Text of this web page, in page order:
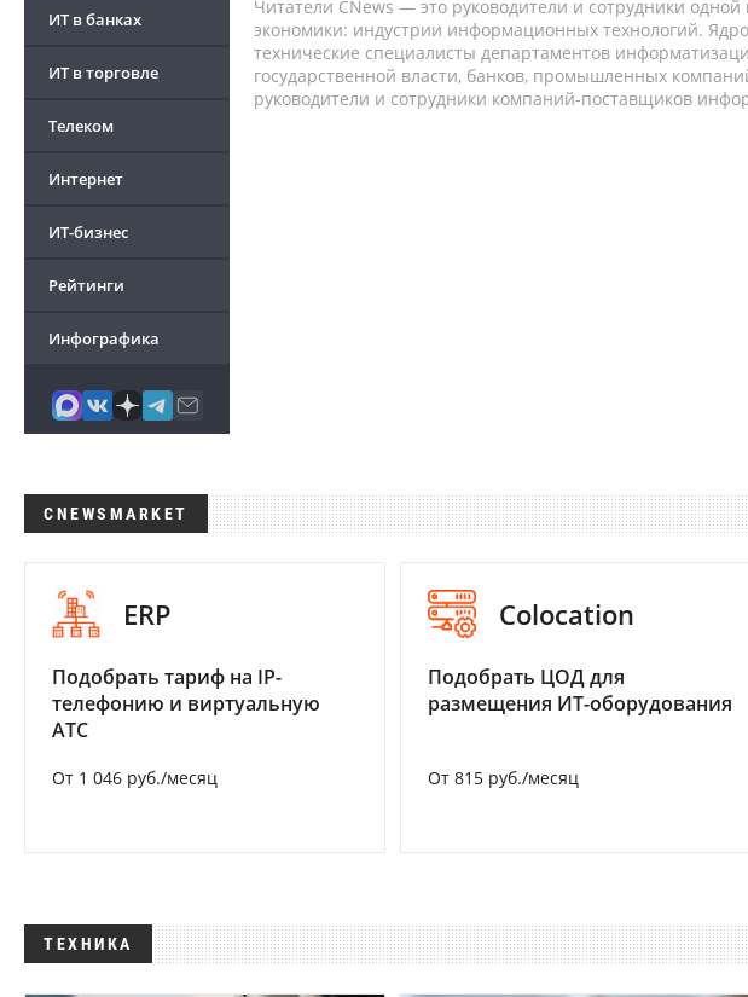
ИТ в банках
ИТ в торговле
Телеком
Интернет
ИТ-бизнес
Рейтинги
Инфографика
Читатели CNews — это руководители и сотрудники
экономики: индустрии информационных технологий.
технические специалисты департаментов
государственной власти, банков, промышленных
руководители и сотрудники компаний-поставщиков
CNEWSMARKET
ERP
Подобрать тариф на IP-
телефонию и виртуальную
АТС
От 1 046 руб./месяц
Colocation
Подобрать ЦОД для
размещения ИТ-оборудования
От 815 руб./месяц
ТЕХНИКА